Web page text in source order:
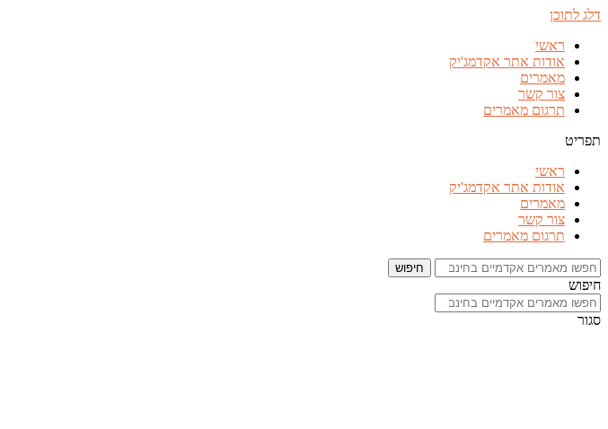
דלג לתוכן
ראשי
אודות אתר אקדמג'יק
מאמרים
צור קשר
תרגום מאמרים
תפריט
ראשי
אודות אתר אקדמג'יק
מאמרים
צור קשר
תרגום מאמרים
חיפוש
חיפוש
סגור